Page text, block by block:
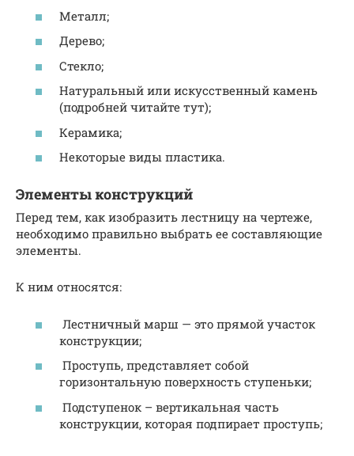
Металл;
Дерево;
Стекло;
Натуральный или искусственный камень
(подробней читайте тут);
Керамика;
Некоторые виды пластика.
Элементы конструкций
Перед тем, как изобразить лестницу на чертеже,
необходимо правильно выбрать ее составляющие
элементы.
К ним относятся:
Лестничный марш — это прямой участок
конструкции;
Проступь, представляет собой
горизонтальную поверхность ступеньки;
Подступенок – вертикальная часть
конструкции, которая подпирает проступь;